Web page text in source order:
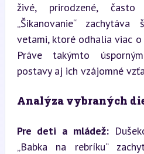
živé, prirodzené,
„Šikanovanie“
vetami, ktoré odhalia viac
Práve takýmto
postavy aj ich vzájomné
Analýza vybraných
Pre deti a mládež:
„Babka na rebríku“